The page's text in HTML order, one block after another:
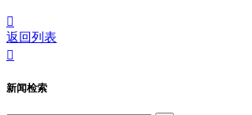

返回列表

新闻检索